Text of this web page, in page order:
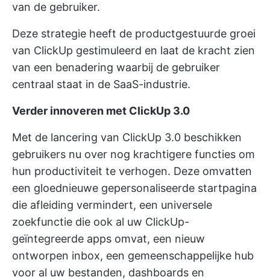
van de gebruiker.
Deze strategie heeft de productgestuurde groei
van ClickUp gestimuleerd en laat de kracht zien
van een benadering waarbij de gebruiker
centraal staat in de SaaS-industrie.
Verder innoveren met ClickUp 3.0
Met de lancering van ClickUp 3.0 beschikken
gebruikers nu over nog krachtigere functies om
hun productiviteit te verhogen. Deze omvatten
een gloednieuwe gepersonaliseerde startpagina
die afleiding vermindert, een universele
zoekfunctie die ook al uw ClickUp-
geïntegreerde apps omvat, een nieuw
ontworpen inbox, een gemeenschappelijke hub
voor al uw bestanden, dashboards en